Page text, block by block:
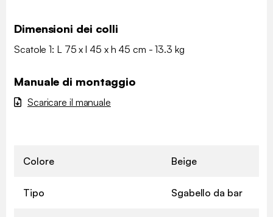
Dimensioni dei colli
Scatole 1: L 75 x l 45 x h 45 cm - 13.3 kg
Manuale di montaggio
Scaricare il manuale
Colore Beige
Tipo Sgabello da bar